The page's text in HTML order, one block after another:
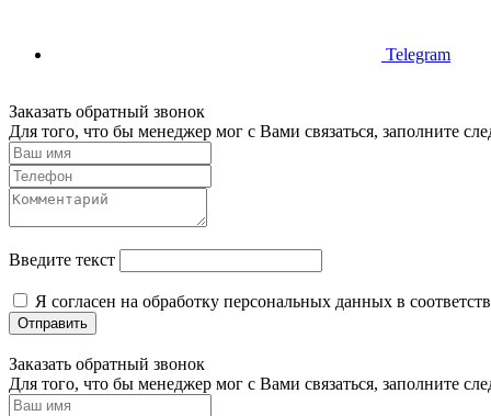
Telegram
Заказать обратный звонок
Для того, что бы менеджер мог с Вами связаться, заполните
Введите текст
Я согласен на обработку персональных данных в
Отправить
Заказать обратный звонок
Для того, что бы менеджер мог с Вами связаться, заполните